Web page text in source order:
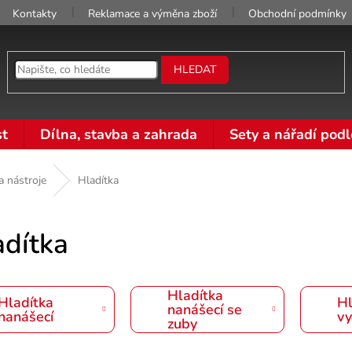
Kontakty Reklamace a výměna zboží Obchodní podmínky
HLEDAT
Dílna, stavba a zahrada Sety a nářadí
nástroje Hladítka
Hladítka
nanášecí se
zuby